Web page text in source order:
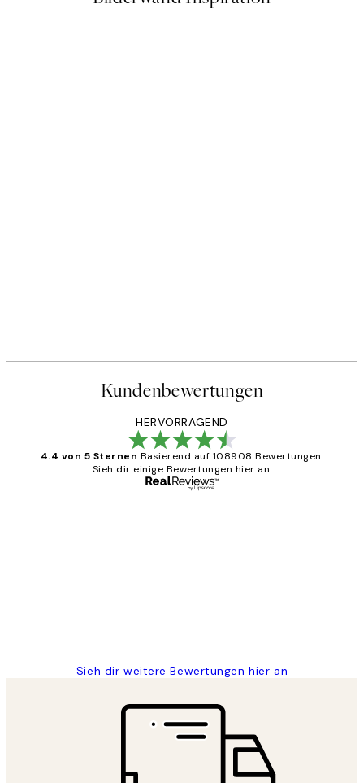
Kundenbewertungen
HERVORRAGEND
4.4 von 5 Sternen Basierend auf 108908 Bewertungen.
Sieh dir einige Bewertungen hier an.
Sieh dir weitere Bewertungen hier an